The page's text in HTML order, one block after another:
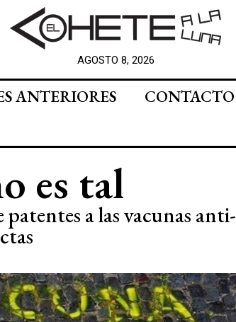
AGOSTO 8, 2026
ANTERIORES
CONTACTO
es tal
a las vacunas anti-